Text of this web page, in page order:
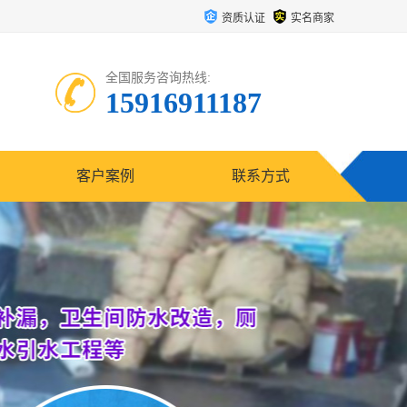
资质认证 实名商家
全国服务咨询热线:
15916911187
客户案例 联系方式